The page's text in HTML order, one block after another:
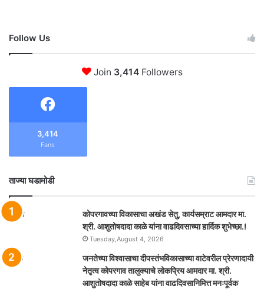
Follow Us
Join 3,414Followers
3,414
Fans
ताज्या घडामोडी
कोपरगावच्या विकासाचा अखंड सेतु, कार्यसम्राट आमदार मा.
श्री. आशुतोषदादा काळे यांना वाढदिवसाच्या हार्दिक शुभेच्छा.!
Tuesday,August 4, 2026
जनतेच्या विश्वासाचा दीपस्तंभविकासाच्या वाटेवरील प्रेरणादायी
नेतृत्व कोपरगाव तालुक्याचे लोकप्रिय आमदार मा. श्री.
आशुतोषदादा काळे साहेब यांना वाढदिवसानिमित्त मनःपूर्वक